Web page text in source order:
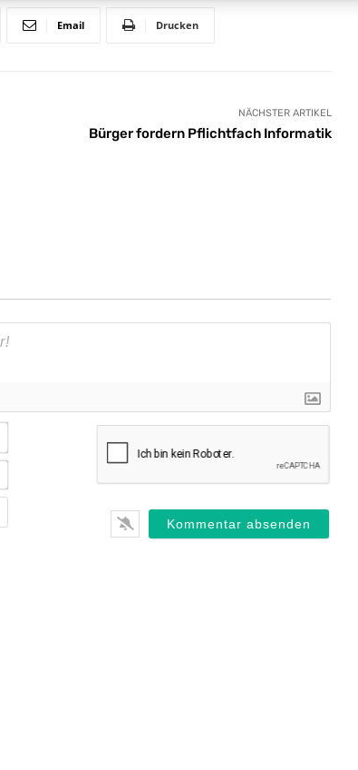
Email Drucken
NÄCHSTER ARTIKEL
Bürger fordern Pflichtfach Informatik
Name*
E-